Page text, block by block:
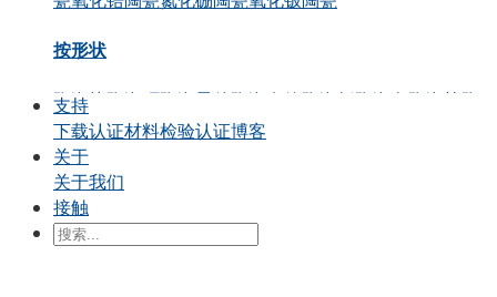
按形状
陶瓷块 陶瓷环陶瓷零件 陶瓷套管 陶瓷板陶瓷盘 陶瓷棒 陶
瓷管陶瓷活塞陶瓷轴陶瓷柱塞
通过申请
精密结构陶瓷热陶瓷半导体陶瓷
与电子学机械工业
支持
下载认证材料检验认证博客
关于
关于我们
接触